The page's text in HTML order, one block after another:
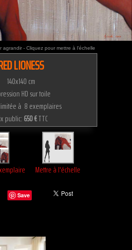
agrandir - Cliquez pour mettre à l'échelle
LIONESS
140x140 cm
HD sur toile
à 8 exemplaires
public: 650 €TTC
Mettre à l'échelle
Save